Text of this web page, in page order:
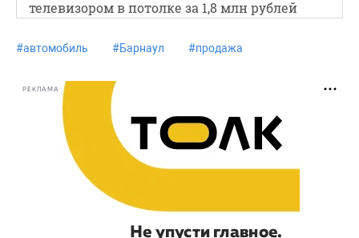
телевизором в потолке за 1,8 млн рублей
#автомобиль #Барнаул #продажа
РЕКЛАМА